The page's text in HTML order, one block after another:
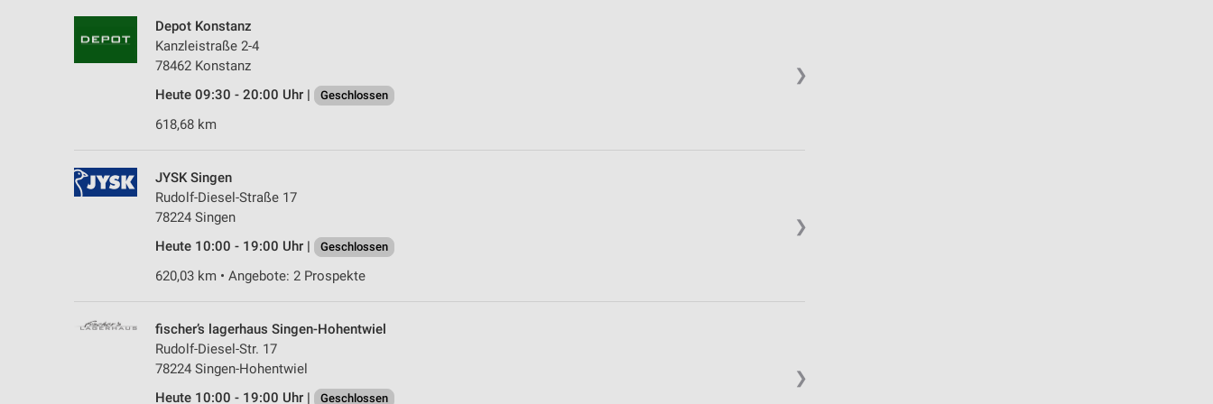
❯
Depot Konstanz
Kanzleistraße 2-4
78462 Konstanz
Heute 09:30 - 20:00 Uhr |
Geschlossen
618,68 km
❯
JYSK Singen
Rudolf-Diesel-Straße 17
78224 Singen
Heute 10:00 - 19:00 Uhr |
Geschlossen
620,03 km • Angebote: 2 Prospekte
❯
fischer’s lagerhaus Singen-Hohentwiel
Rudolf-Diesel-Str. 17
78224 Singen-Hohentwiel
Heute 10:00 - 19:00 Uhr |
Geschlossen